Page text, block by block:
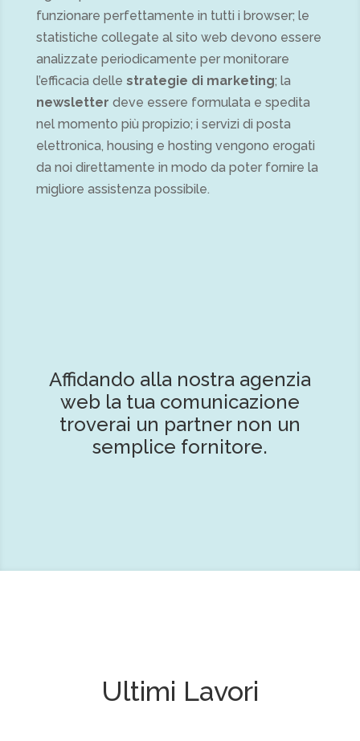
funzionare perfettamente in tutti i browser; le
statistiche collegate al sito web devono essere
analizzate periodicamente per monitorare
l’efficacia delle strategie di marketing; la
newsletter deve essere formulata e spedita
nel momento più propizio; i servizi di posta
elettronica, housing e hosting vengono erogati
da noi direttamente in modo da poter fornire la
migliore assistenza possibile.
Affidando alla nostra agenzia
web la tua comunicazione
troverai un partner non un
semplice fornitore.
Ultimi Lavori